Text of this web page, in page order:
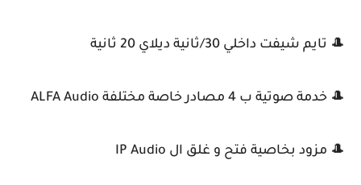
🎩 تايم شيفت داخلي 30/ثانية ديلاي 20 ثانية
🎩 خدمة صوتية ب 4 مصادر خاصة مختلفة ALFA Audio
🎩 مزود بخاصية فتح و غلق ال IP Audio